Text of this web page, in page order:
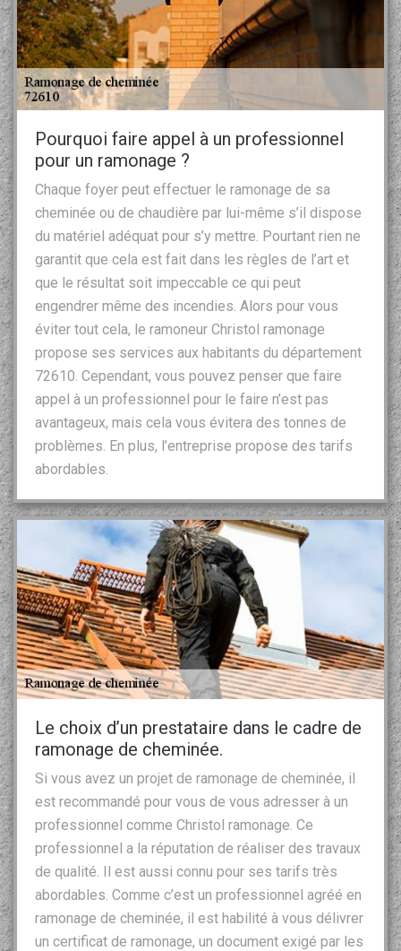
Pourquoi faire appel à un professionnel
pour un ramonage ?
Chaque foyer peut effectuer le ramonage de sa
cheminée ou de chaudière par lui-même s’il dispose
du matériel adéquat pour s’y mettre. Pourtant rien ne
garantit que cela est fait dans les règles de l’art et
que le résultat soit impeccable ce qui peut
engendrer même des incendies. Alors pour vous
éviter tout cela, le ramoneur Christol ramonage
propose ses services aux habitants du département
72610. Cependant, vous pouvez penser que faire
appel à un professionnel pour le faire n’est pas
avantageux, mais cela vous évitera des tonnes de
problèmes. En plus, l’entreprise propose des tarifs
abordables.
Le choix d’un prestataire dans le cadre de
ramonage de cheminée.
Si vous avez un projet de ramonage de cheminée, il
est recommandé pour vous de vous adresser à un
professionnel comme Christol ramonage. Ce
professionnel a la réputation de réaliser des travaux
de qualité. Il est aussi connu pour ses tarifs très
abordables. Comme c’est un professionnel agréé en
ramonage de cheminée, il est habilité à vous délivrer
un certificat de ramonage, un document exigé par les